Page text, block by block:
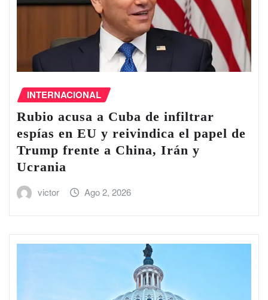
INTERNACIONAL
Rubio acusa a Cuba de infiltrar
espías en EU y reivindica el papel de
Trump frente a China, Irán y
Ucrania
victor Ago 2, 2026